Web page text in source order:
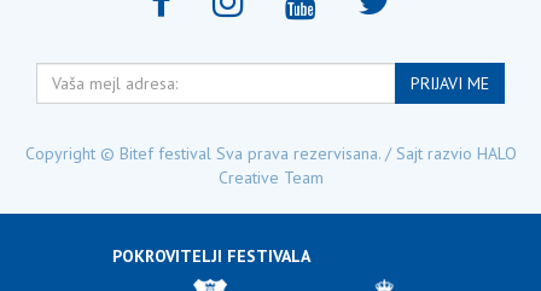
Vaša
mejl
PRIJAVI ME
Copyright © Bitef festival Sva prava rezervisana. / Sajt razvio HALO
Creative Team
POKROVITELJI FESTIVALA